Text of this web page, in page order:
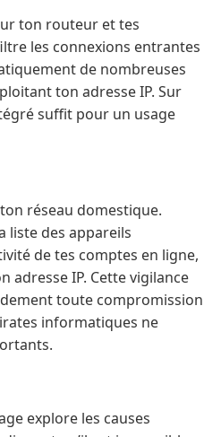
ton routeur et tes
les connexions entrantes
de nombreuses
ton adresse IP. Sur
suffit pour un usage
réseau domestique.
liste des appareils
de tes comptes en ligne,
adresse IP. Cette vigilance
toute compromission
informatiques ne
explore les causes